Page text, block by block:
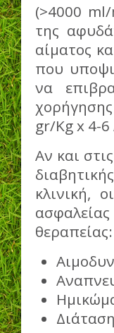
(>4000
της
αίματος
που
να
gr/Kg x 4-6
Αν και
κλινική,
θεραπείας: